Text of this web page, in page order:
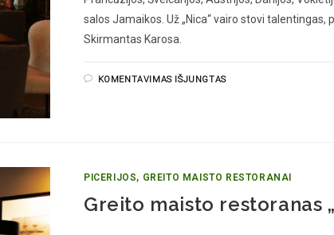
salos Jamaikos. Už „Nica“ vairo stovi
Skirmantas Karosa.
KOMENTAVIMAS IŠJUNGTAS
PICERIJOS, GREITO MAISTO RESTORANAI
Greito maisto restoranas